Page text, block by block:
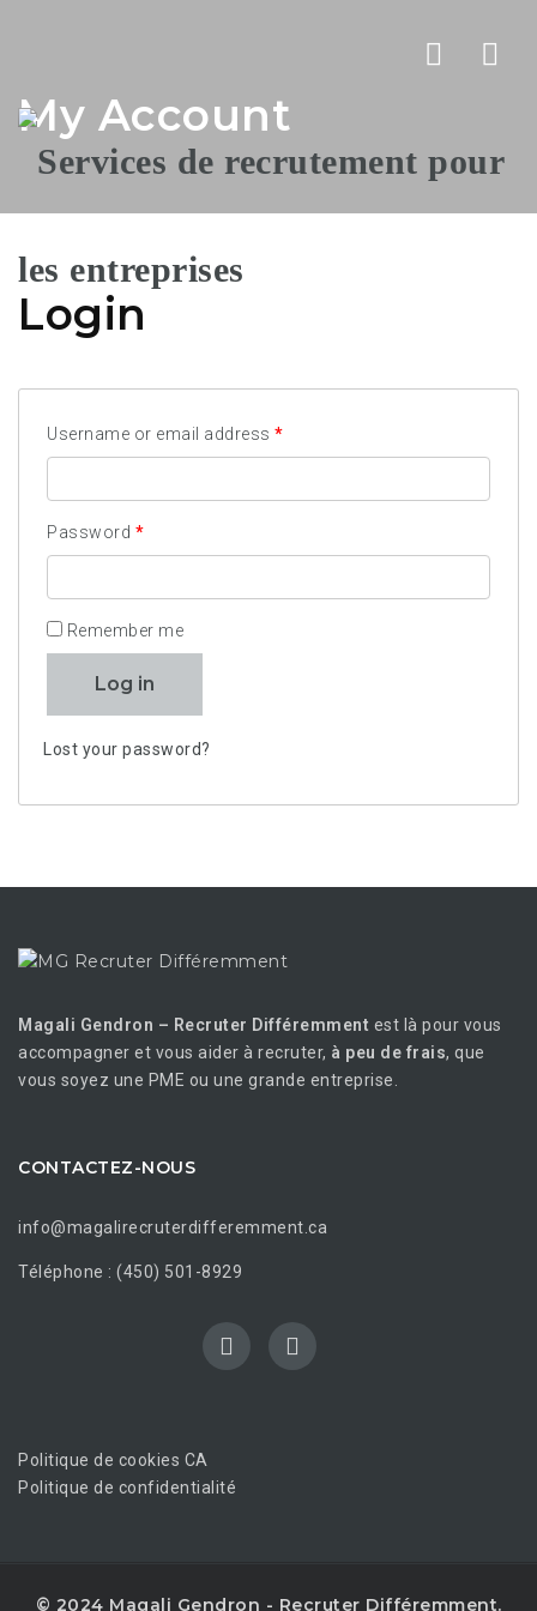
My Account
Login
Username or email address *
Password *
Remember me
Log in
Lost your password?
Magali Gendron – Recruter Différemment est là pour vous
accompagner et vous aider à recruter, à peu de frais, que
vous soyez une PME ou une grande entreprise.
CONTACTEZ-NOUS
info@magalirecruterdifferemment.ca
Téléphone : (450) 501-8929
Politique de cookies CA
Politique de confidentialité
© 2024 Magali Gendron - Recruter Différemment.